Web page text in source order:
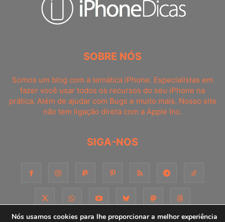
SOBRE NÓS
Somos um blog com a temática iPhone. Especialistas em
fazer você usar todos os recursos do seu iPhone na
prática. Além de ajudar com Bugs e muito mais. Nosso site
não tem ligação direta com a Apple Inc.
SIGA-NOS
Nós usamos cookies para lhe proporcionar a melhor experiência